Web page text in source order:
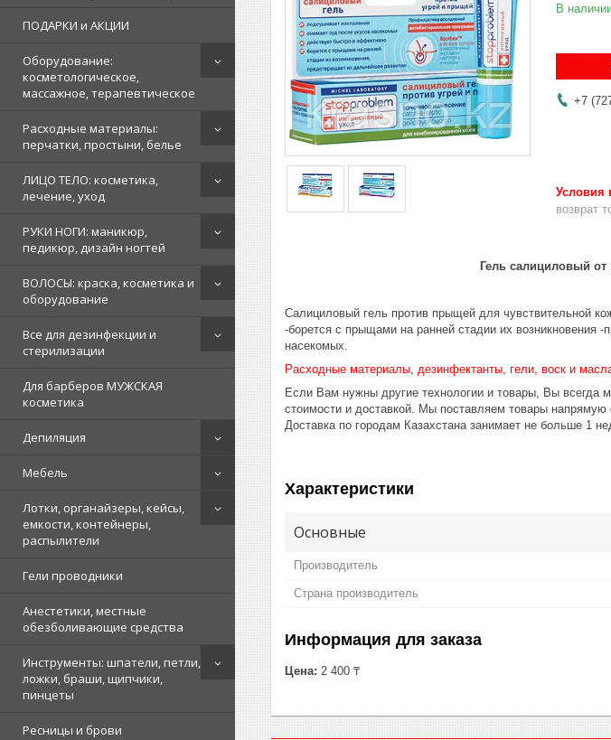
ПОДАРКИ и АКЦИИ
Оборудование:
косметологическое,
массажное, терапевтическое
Расходные материалы:
перчатки, простыни, белье
ЛИЦО ТЕЛО: косметика,
лечение, уход
РУКИ НОГИ: маникюр,
педикюр, дизайн ногтей
ВОЛОСЫ: краска, косметика и
оборудование
Все для дезинфекции и
стерилизации
Для барберов МУЖСКАЯ
косметика
Депиляция
Мебель
Лотки, органайзеры, кейсы,
емкости, контейнеры,
распылители
Гели проводники
Анестетики, местные
обезболивающие средства
Инструменты: шпатели, петли,
ложки, браши, щипчики,
пинцеты
Ресницы и брови
В
+7
возврат
Гель салициловый
Салициловый гель против прыщей для чувствительной
-борется с прыщами на ранней стадии их возникновения
насекомых.
Расходные материалы дезинфектанты, гели, воск и
Если Вам нужны другие технологии и товары, Вы всегда
стоимости и доставкой. Мы поставляем товары
Доставка по городам Казахстана занимает не больше 1
Характеристики
Основные
Производитель
Страна производитель
Информация для заказа
Цена: 2 400 ₸